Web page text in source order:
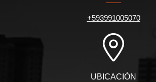
+593991005070
UBICACIÓN